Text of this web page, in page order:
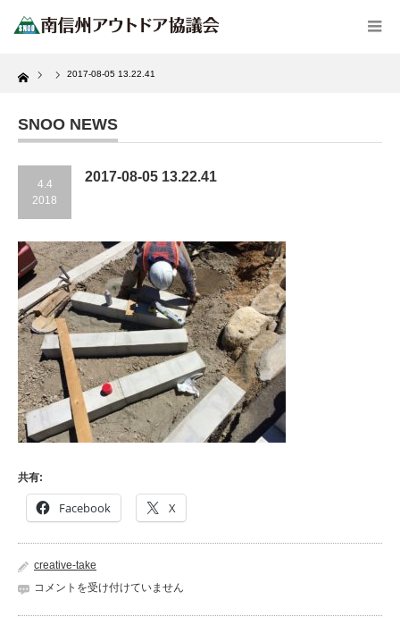
Home 2017-08-05 13.22.41
SNOO NEWS
4.4
2018
2017-08-05 13.22.41
共有:
Facebook X
creative-take
2017-
コメントを受け付けていません